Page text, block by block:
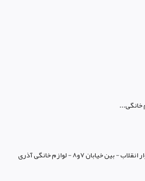
خانگی...
خیابان 7و8 - لوازم خانگی آذری